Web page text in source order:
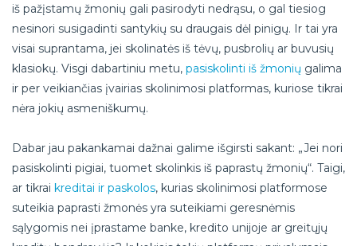
iš pažįstamų žmonių gali pasirodyti nedrąsu, o gal tiesiog
nesinori susigadinti santykių su draugais dėl pinigų. Ir tai yra
visai suprantama, jei skolinatės iš tėvų, pusbrolių ar buvusių
klasiokų. Visgi dabartiniu metu, pasiskolinti iš žmonių galima
ir per veikiančias įvairias skolinimosi platformas, kuriose tikrai
nėra jokių asmeniškumų.
Dabar jau pakankamai dažnai galime išgirsti sakant: „Jei nori
pasiskolinti pigiai, tuomet skolinkis iš paprastų žmonių“. Taigi,
ar tikrai kreditai ir paskolos, kurias skolinimosi platformose
suteikia paprasti žmonės yra suteikiami geresnėmis
sąlygomis nei įprastame banke, kredito unijoje ar greitųjų